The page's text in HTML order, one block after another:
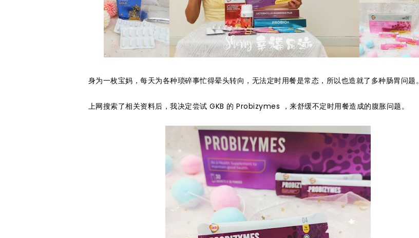
身为一枚宝妈，每天为各种琐碎事忙得晕头转向，无法定时用餐是常态，所以也造就了多种肠胃问题。
上网搜索了相关资料后，我决定尝试 GKB 的 Probizymes ，来舒缓不定时用餐造成的腹胀问题。